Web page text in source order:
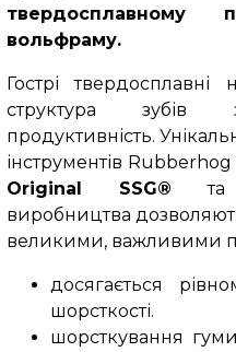
твердосплавному
вольфраму.
Гострі
структура зубів
продуктивність.
інструментів Rubberhog
Original SSG® та
виробництва
великими, важливими
досягається
шорсткості.
шорсткування